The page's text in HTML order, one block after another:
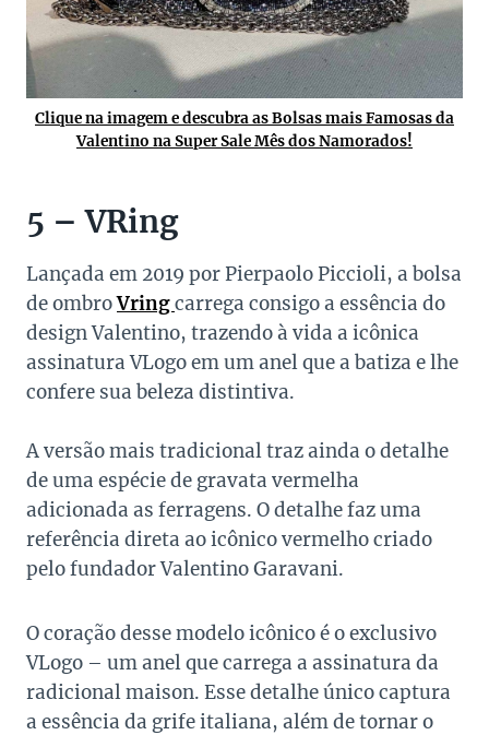
Clique na imagem e descubra as Bolsas mais Famosas da
Valentino na Super Sale Mês dos Namorados!
5 – VRing
Lançada em 2019 por Pierpaolo Piccioli, a bolsa
de ombroVringcarrega consigo a essência do
design Valentino, trazendo à vida a icônica
assinatura VLogo em um anel que a batiza e lhe
confere sua beleza distintiva.
A versão mais tradicional traz ainda o detalhe
de uma espécie de gravata vermelha
adicionada as ferragens. O detalhe faz uma
referência direta ao icônico vermelho criado
pelo fundador Valentino Garavani.
O coração desse modelo icônico é o exclusivo
VLogo – um anel que carrega a assinatura da
radicional maison. Esse detalhe único captura
a essência da grife italiana, além de tornar o